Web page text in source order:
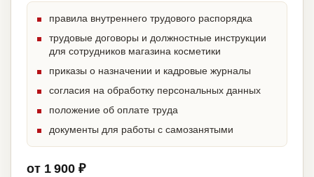
правила внутреннего трудового распорядка
трудовые договоры и должностные инструкции
для сотрудников магазина косметики
приказы о назначении и кадровые журналы
согласия на обработку персональных данных
положение об оплате труда
документы для работы с самозанятыми
от 1 900 ₽